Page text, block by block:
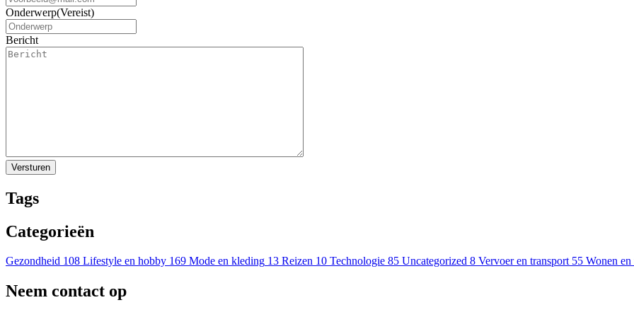
Onderwerp(Vereist)
Bericht
Tags
Categorieën
Gezondheid 108 Lifestyle en hobby 169 Mode en kleding 13 Reizen 10 Technologie 85 Uncategorized 8 Vervoer en transport 55 Wonen
Neem contact op